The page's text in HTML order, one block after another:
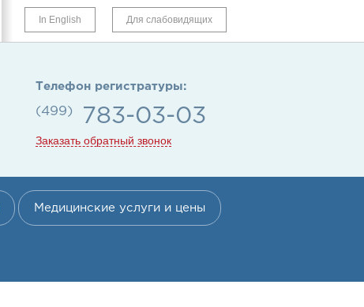
In English Для слабовидящих
Телефон регистратуры:
(499) 783-03-03
Заказать обратный звонок
Медицинские услуги и цены